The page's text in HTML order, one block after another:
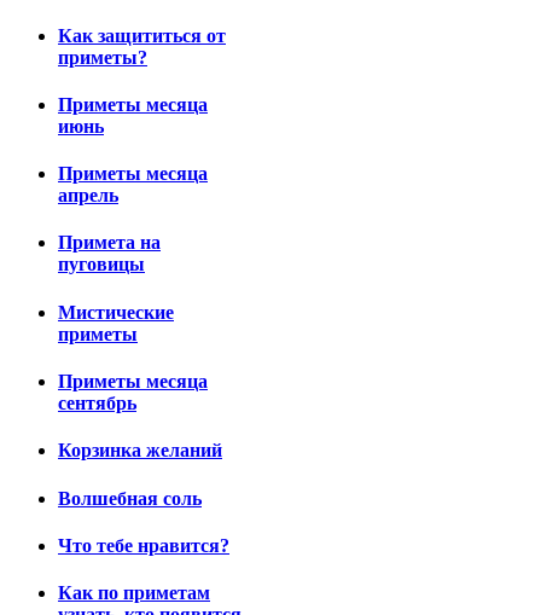
Как защититься от
приметы?
Приметы месяца
июнь
Приметы месяца
апрель
Примета на
пуговицы
Мистические
приметы
Приметы месяца
сентябрь
Корзинка желаний
Волшебная соль
Что тебе нравится?
Как по приметам